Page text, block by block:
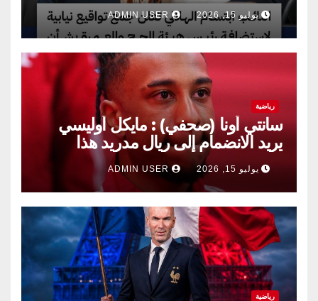
يوليو 15, 2026
رياضية
سانتي أونا (صحفي) : مايكل أوليسي
يريد الانضمام إلى ريال مدريد هذا
الصيف.
يوليو 15, 2026 ADMIN USER
رياضية